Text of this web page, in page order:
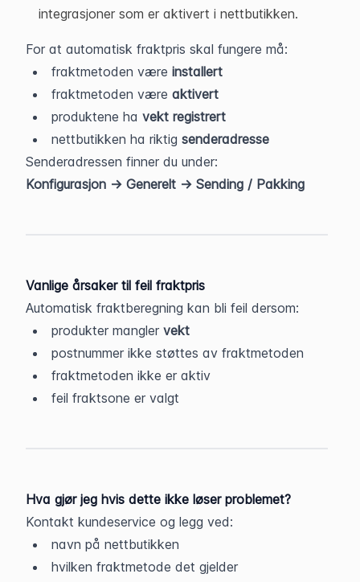
integrasjoner som er aktivert i nettbutikken.
For at automatisk fraktpris skal fungere må:
fraktmetoden være installert
fraktmetoden være aktivert
produktene ha vekt registrert
nettbutikken ha riktig senderadresse
Senderadressen finner du under:
Konfigurasjon → Generelt → Sending / Pakking
Vanlige årsaker til feil fraktpris
Automatisk fraktberegning kan bli feil dersom:
produkter mangler vekt
postnummer ikke støttes av fraktmetoden
fraktmetoden ikke er aktiv
feil fraktsone er valgt
Hva gjør jeg hvis dette ikke løser problemet?
Kontakt kundeservice og legg ved:
navn på nettbutikken
hvilken fraktmetode det gjelder